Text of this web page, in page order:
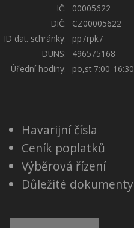
IČ:
00005622
DIČ:
CZ00005622
ID dat. schránky:
pp7rpk7
DUNS:
496575168
Úřední hodiny:
po,st 7:00-16:30
Havarijní čísla
Ceník poplatků
Výběrová řízení
Důležité dokumenty